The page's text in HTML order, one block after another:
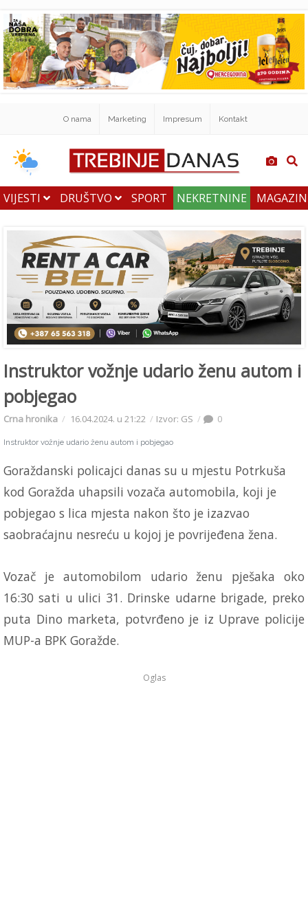
O nama Marketing Impresum Kontakt
VIJESTI DRUŠTVO SPORT NEKRETNINE
Instruktor vožnje udario ženu autom i
pobjegao
Crna hronika 16.04.2024. u 21:22 Izvor: GS 0
Instruktor vožnje udario ženu autom i pobjegao
Goraždanski policajci danas su u mjestu Potrkuša
kod Goražda uhapsili vozača automobila, koji je
pobjegao s lica mjesta nakon što je izazvao
saobraćajnu nesreću u kojoj je povrijeđena žena.
Vozač je automobilom udario ženu pješaka oko
16:30 sati u ulici 31. Drinske udarne brigade, preko
puta Dino marketa, potvrđeno je iz Uprave policije
MUP-a BPK Goražde.
Oglas